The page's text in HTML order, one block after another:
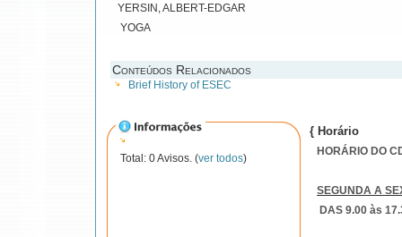
YERSIN, ALBERT-EDGAR
YOGA
Conteúdos Relacionados
Brief History of ESEC
Total: 0 Avisos. (ver todos)
{ Horário
HORÁRIO DO
SEGUNDA A
DAS 9.00 às